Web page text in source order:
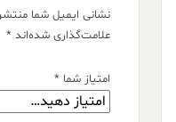
نشانی ایمیل شما
علامت‌گذاری شده‌اند *
امتیاز شما *